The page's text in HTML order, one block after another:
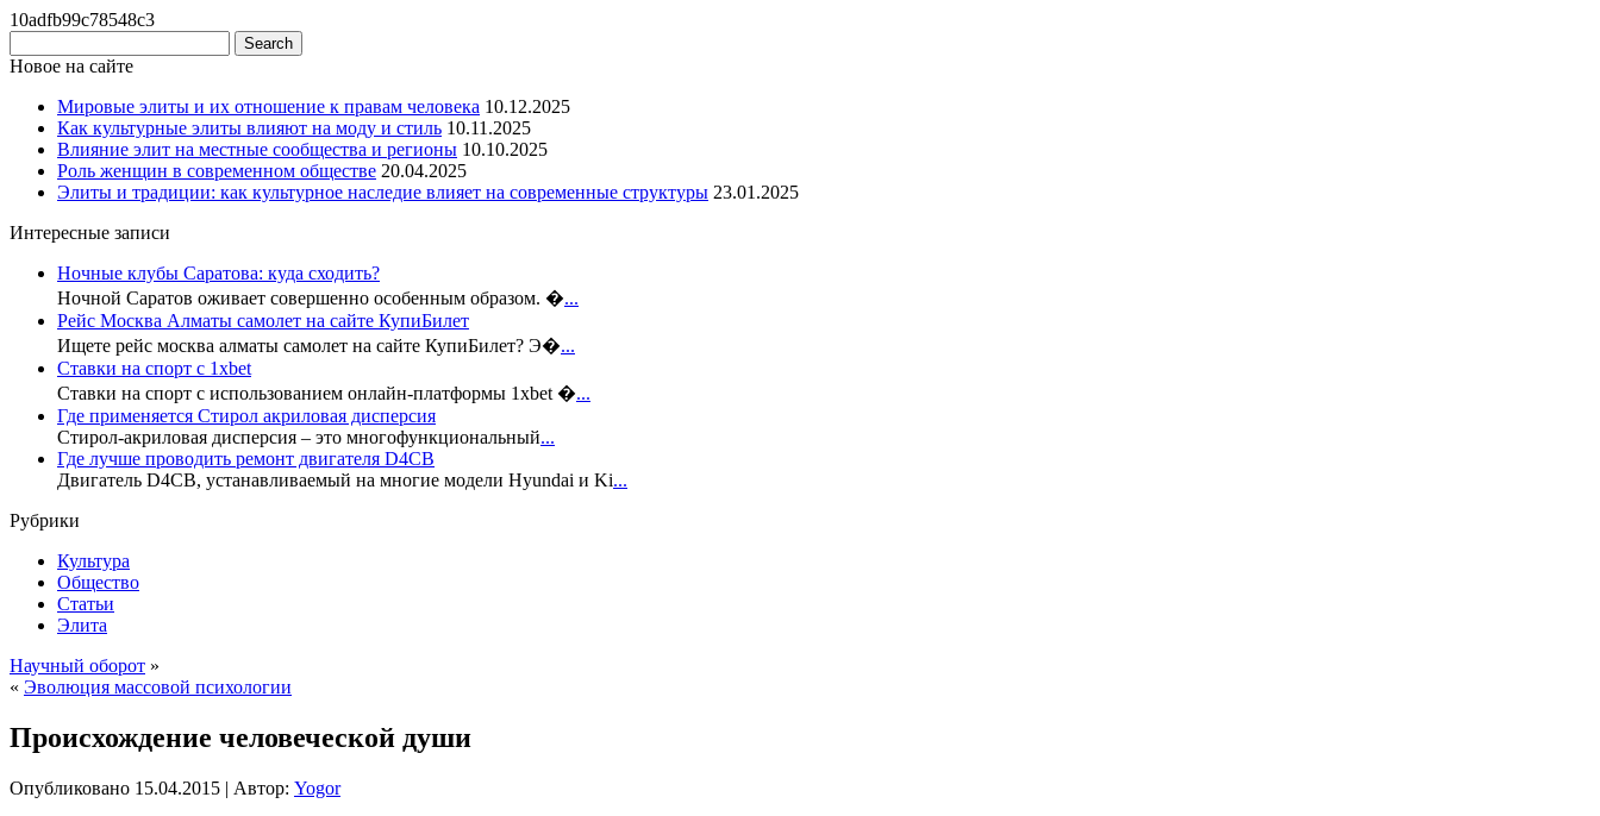
10adfb99c78548c3
Новое на сайте
Мировые элиты и их отношение к правам человека 10.12.2025
Как культурные элиты влияют на моду и стиль 10.11.2025
Влияние элит на местные сообщества и регионы 10.10.2025
Роль женщин в современном обществе 20.04.2025
Элиты и традиции: как культурное наследие влияет на современные структуры 23.01.2025
Интересные записи
Ночные клубы Саратова: куда сходить?
Ночной Саратов оживает совершенно особенным образом. �...
Рейс Москва Алматы самолет на сайте КупиБилет
Ищете рейс москва алматы самолет на сайте КупиБилет? Э�...
Ставки на спорт с 1xbet
Ставки на спорт с использованием онлайн-платформы 1xbet �...
Где применяется Стирол акриловая дисперсия
Стирол-акриловая дисперсия – это многофункциональный...
Где лучше проводить ремонт двигателя D4CB
Двигатель D4CB, устанавливаемый на многие модели Hyundai и Ki...
Рубрики
Культура
Общество
Статьи
Элита
Научный оборот »
« Эволюция массовой психологии
Происхождение человеческой души
Опубликовано 15.04.2015 | Автор: Yogor